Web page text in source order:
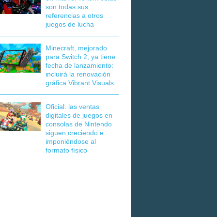
son todas sus
referencias a otros
juegos de lucha
Minecraft, mejorado
para Switch 2, ya tiene
fecha de lanzamiento:
incluirá la renovación
gráfica Vibrant Visuals
Oficial: las ventas
digitales de juegos en
consolas de Nintendo
siguen creciendo e
imponiéndose al
formato físico